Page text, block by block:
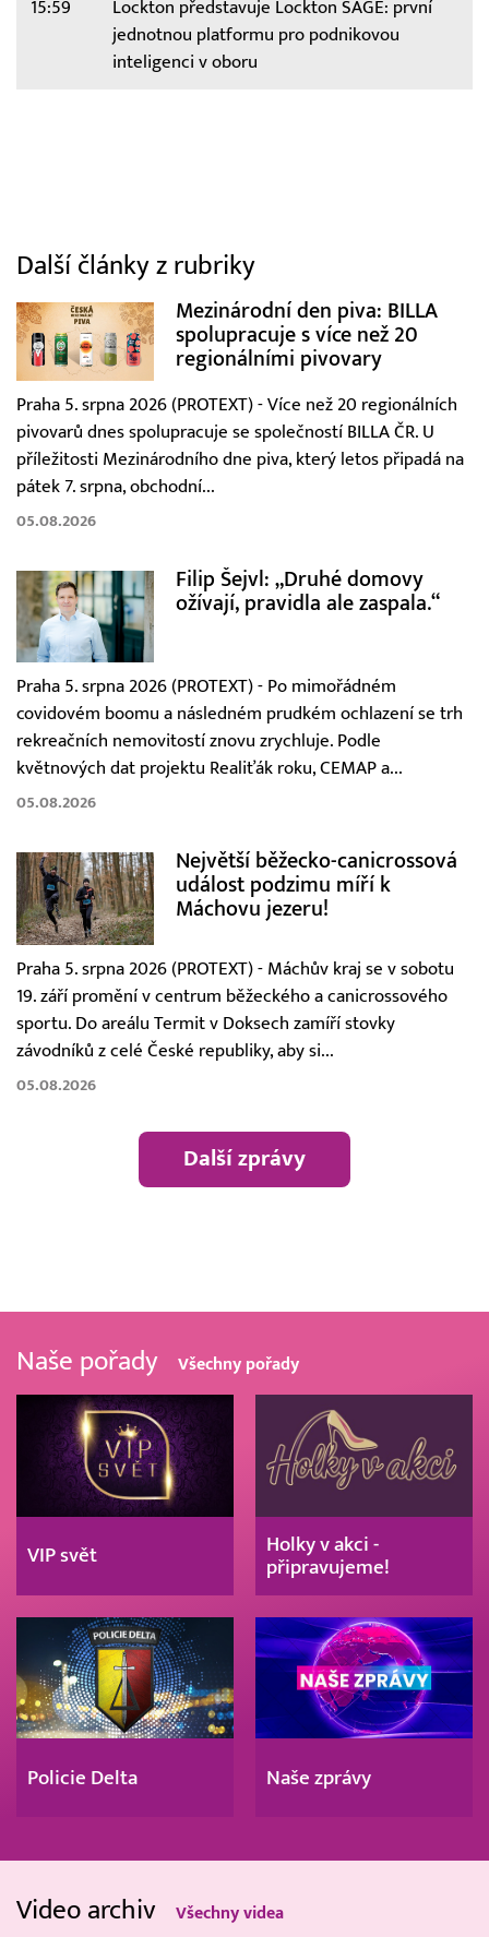
15:59
Lockton představuje Lockton SAGE: první
jednotnou platformu pro podnikovou
inteligenci v oboru
Další články z rubriky
Mezinárodní den piva: BILLA
spolupracuje s více než 20
regionálními pivovary
Praha 5. srpna 2026 (PROTEXT) - Více než 20 regionálních
pivovarů dnes spolupracuje se společností BILLA ČR. U
příležitosti Mezinárodního dne piva, který letos připadá na
pátek 7. srpna, obchodní...
05.08.2026
Filip Šejvl: „Druhé domovy
ožívají, pravidla ale zaspala.“
Praha 5. srpna 2026 (PROTEXT) - Po mimořádném
covidovém boomu a následném prudkém ochlazení se trh
rekreačních nemovitostí znovu zrychluje. Podle
květnových dat projektu Realiťák roku, CEMAP a...
05.08.2026
Největší běžecko-canicrossová
událost podzimu míří k
Máchovu jezeru!
Praha 5. srpna 2026 (PROTEXT) - Máchův kraj se v sobotu
19. září promění v centrum běžeckého a canicrossového
sportu. Do areálu Termit v Doksech zamíří stovky
závodníků z celé České republiky, aby si...
05.08.2026
Další zprávy
Naše pořady Všechny pořady
VIP svět
Holky v akci -
připravujeme!
Policie Delta Naše zprávy
Video archiv Všechny videa